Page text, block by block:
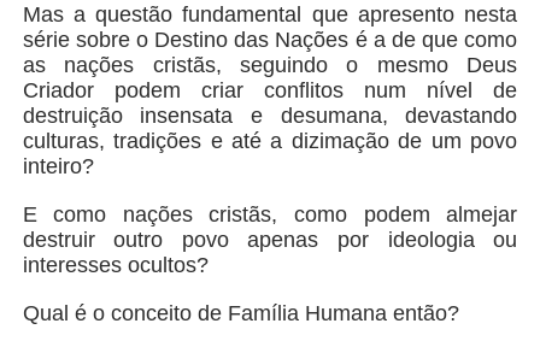
Mas a questão fundamental que apresento nesta
série sobre o Destino das Nações é a de que como
as nações cristãs, seguindo o mesmo Deus
Criador podem criar conflitos num nível de
destruição insensata e desumana, devastando
culturas, tradições e até a dizimação de um povo
inteiro?
E como nações cristãs, como podem almejar
destruir outro povo apenas por ideologia ou
interesses ocultos?
Qual é o conceito de Família Humana então?